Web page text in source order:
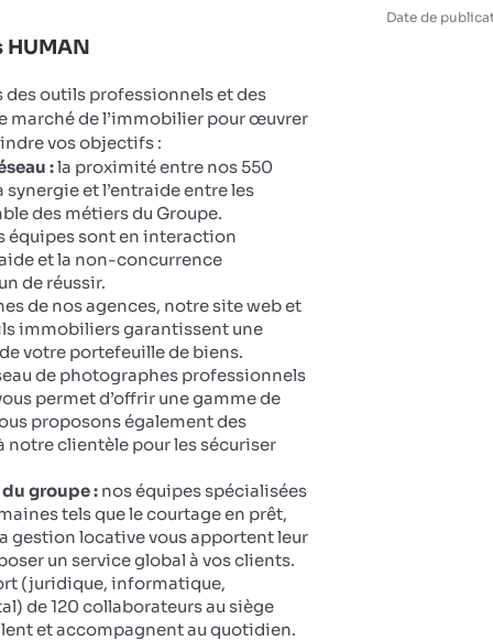
HUMAN
des outils professionnels et des
marché de l’immobilier pour œuvrer
vos objectifs :
:la proximité entre nos 550
et l’entraide entre les
des métiers du Groupe.
équipes sont en interaction
et la non-concurrence
de réussir.
de nos agences, notre site web et
immobiliers garantissent une
votre portefeuille de biens.
de photographes professionnels
permet d’offrir une gamme de
proposons également des
notre clientèle pour les sécuriser
groupe : nos équipes spécialisées
tels que le courtage en prêt,
gestion locative vous apportent leur
un service global à vos clients.
(juridique, informatique,
de 120 collaborateurs au siège
et accompagnent au quotidien.
Date de